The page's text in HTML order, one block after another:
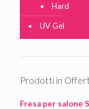
Hard
UV Gel
Prodotti in
Fresa per salone